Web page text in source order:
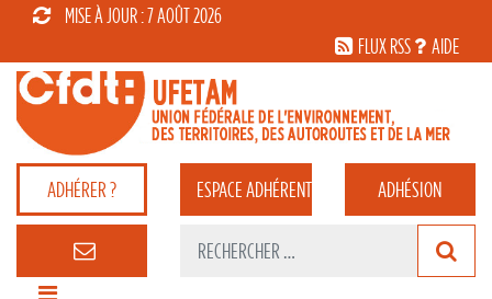
MISE À JOUR : 7 AOÛT 2026
FLUX RSS
AIDE
ADHÉRER ? ESPACEADHÉRENT ADHÉSION